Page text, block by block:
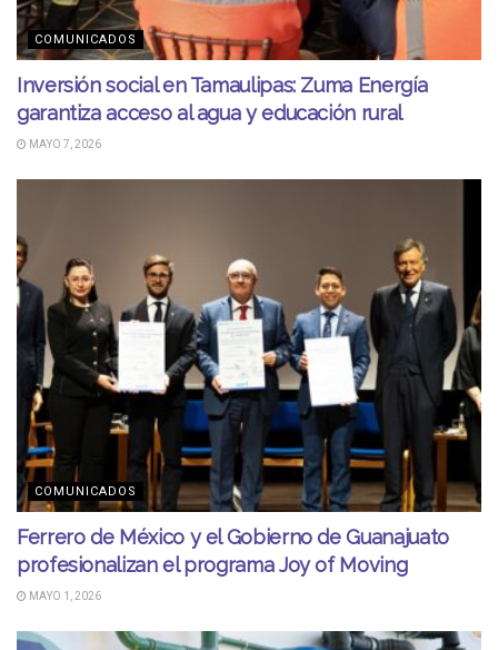
COMUNICADOS
Inversión social en Tamaulipas: Zuma Energía
garantiza acceso al agua y educación rural
MAYO 7, 2026
COMUNICADOS
Ferrero de México y el Gobierno de Guanajuato
profesionalizan el programa Joy of Moving
MAYO 1, 2026